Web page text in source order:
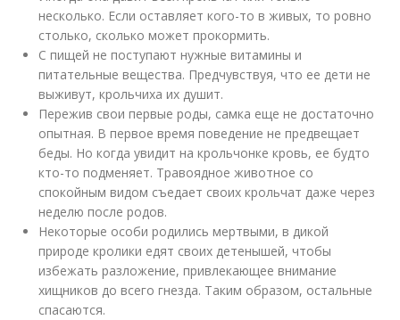
несколько. Если оставляет кого-то в живых, то ровно
столько, сколько может прокормить.
С пищей не поступают нужные витамины и
питательные вещества. Предчувствуя, что ее дети не
выживут, крольчиха их душит.
Пережив свои первые роды, самка еще не достаточно
опытная. В первое время поведение не предвещает
беды. Но когда увидит на крольчонке кровь, ее будто
кто-то подменяет. Травоядное животное со
спокойным видом съедает своих крольчат даже через
неделю после родов.
Некоторые особи родились мертвыми, в дикой
природе кролики едят своих детенышей, чтобы
избежать разложение, привлекающее внимание
хищников до всего гнезда. Таким образом, остальные
спасаются.